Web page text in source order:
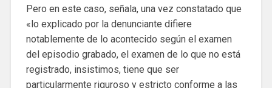
Pero en este caso, señala, una vez constatado que
«lo explicado por la denunciante difiere
notablemente de lo acontecido según el examen
del episodio grabado, el examen de lo que no está
registrado, insistimos, tiene que ser
particularmente riguroso y estricto conforme a las